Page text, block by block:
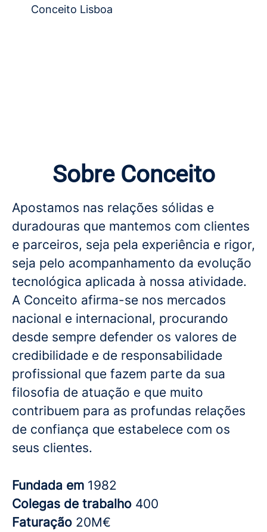
Conceito Lisboa
Sobre Conceito
Apostamos nas relações sólidas e
duradouras que mantemos com clientes
e parceiros, seja pela experiência e rigor,
seja pelo acompanhamento da evolução
tecnológica aplicada à nossa atividade.
A Conceito afirma-se nos mercados
nacional e internacional, procurando
desde sempre defender os valores de
credibilidade e de responsabilidade
profissional que fazem parte da sua
filosofia de atuação e que muito
contribuem para as profundas relações
de confiança que estabelece com os
seus clientes.
Fundada em 1982
Colegas de trabalho 400
Faturação 20M€